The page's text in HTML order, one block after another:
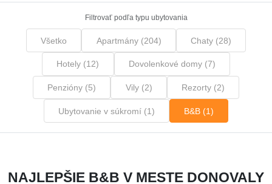
Filtrovať podľa typu ubytovania
Všetko Apartmány (204) Chaty (28)
Hotely (12) Dovolenkové domy (7)
Penzióny (5) Vily (2) Rezorty (2)
Ubytovanie v súkromí (1) B&B (1)
NAJLEPŠIE B&B V MESTE DONOVALY